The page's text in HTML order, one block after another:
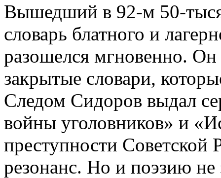
Вышедший в 92-м 50-
словарь блатного и
разошелся мгновенно. Он
закрытые словари,
Следом Сидоров выдал
войны уголовников» и
преступности
резонанс. Но и поэзию не